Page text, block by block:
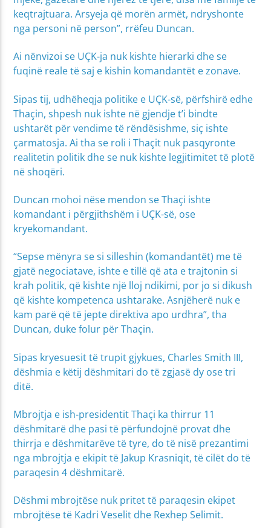
keqtrajtuara. Arsyeja që morën armët, ndryshonte
nga personi në person”, rrëfeu Duncan.
Ai nënvizoi se UÇK-ja nuk kishte hierarki dhe se
fuqinë reale të saj e kishin komandantët e zonave.
Sipas tij, udhëheqja politike e UÇK-së, përfshirë edhe
Thaçin, shpesh nuk ishte në gjendje t’i bindte
ushtarët për vendime të rëndësishme, siç ishte
çarmatosja. Ai tha se roli i Thaçit nuk pasqyronte
realitetin politik dhe se nuk kishte legjitimitet të plotë
në shoqëri.
Duncan mohoi nëse mendon se Thaçi ishte
komandant i përgjithshëm i UÇK-së, ose
kryekomandant.
“Sepse mënyra se si silleshin (komandantët) me të
gjatë negociatave, ishte e tillë që ata e trajtonin si
krah politik, që kishte një lloj ndikimi, por jo si dikush
që kishte kompetenca ushtarake. Asnjëherë nuk e
kam parë që të jepte direktiva apo urdhra”, tha
Duncan, duke folur për Thaçin.
Sipas kryesuesit të trupit gjykues, Charles Smith III,
dëshmia e këtij dëshmitari do të zgjasë dy ose tri
ditë.
Mbrojtja e ish-presidentit Thaçi ka thirrur 11
dëshmitarë dhe pasi të përfundojnë provat dhe
thirrja e dëshmitarëve të tyre, do të nisë prezantimi
nga mbrojtja e ekipit të Jakup Krasniqit, të cilët do të
paraqesin 4 dëshmitarë.
Dëshmi mbrojtëse nuk pritet të paraqesin ekipet
mbrojtëse të Kadri Veselit dhe Rexhep Selimit.